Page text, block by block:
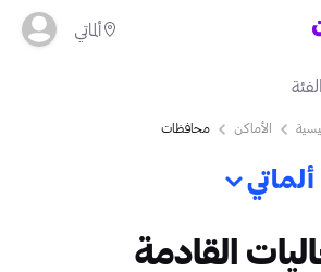
ألماتي
الأماكن محافظات
ألماتي
القادمة